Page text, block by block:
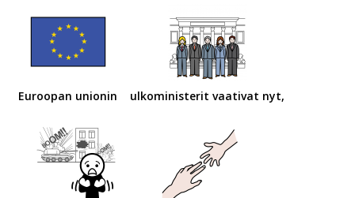
Euroopan unionin ulkoministerit vaativat nyt,